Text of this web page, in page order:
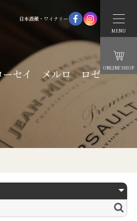
日本酒蔵・ワイナリー
MENU
ONLINE SHOP
ーセイ メルロ ロゼ